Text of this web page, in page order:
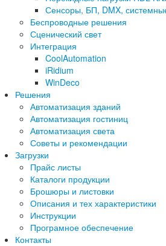
Сенсоры, БП, DMX,
Беспроводные решения
Сценический свет
Интеграция
CoolAutomation
iRidium
WinDeco
Решения
Автоматизация зданий
Автоматизация гостиниц
Автоматизация света
Советы и рекомендации
Загрузки
Прайс листы
Каталоги продукции
Брошюры и листовки
Описания и тех характеристики
Инструкции
Програмное обеспечение
Контакты